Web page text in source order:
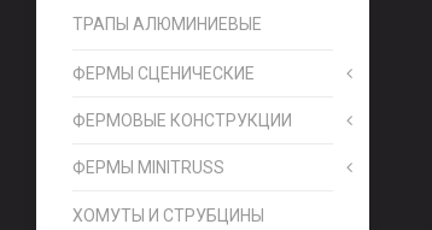
ТРАПЫ АЛЮМИНИЕВЫЕ
ФЕРМЫ СЦЕНИЧЕСКИЕ
ФЕРМОВЫЕ КОНСТРУКЦИИ
ФЕРМЫ MINITRUSS
ХОМУТЫ И СТРУБЦИНЫ